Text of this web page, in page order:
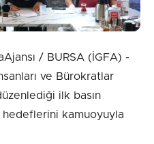
/ BURSA (İGFA) -
ve Bürokratlar
ilk basın
hedeflerini kamuoyuyla